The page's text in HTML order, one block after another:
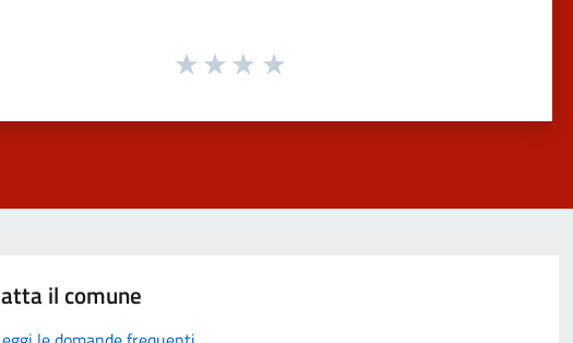
il comune